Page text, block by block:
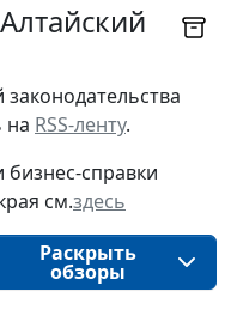
на RSS-ленту.
справки
см.здесь
Раскрыть
обзоры